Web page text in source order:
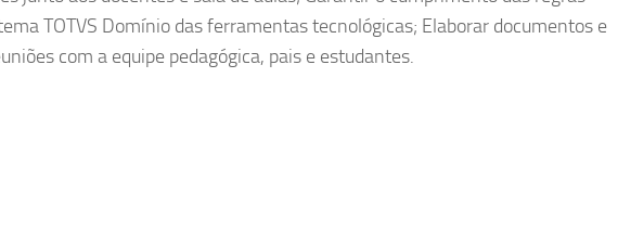
TOTVS Domínio das ferramentas tecnológicas; Elaborar documentos e
com a equipe pedagógica, pais e estudantes.